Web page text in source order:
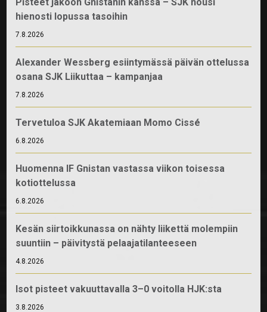
hienosti lopussa tasoihin
7.8.2026
Alexander Wessberg esiintymässä päivän ottelussa
osana SJK Liikuttaa – kampanjaa
7.8.2026
Tervetuloa SJK Akatemiaan Momo Cissé
6.8.2026
Huomenna IF Gnistan vastassa viikon toisessa
kotiottelussa
6.8.2026
Kesän siirtoikkunassa on nähty liikettä molempiin
suuntiin – päivitystä pelaajatilanteeseen
4.8.2026
Isot pisteet vakuuttavalla 3–0 voitolla HJK:sta
3.8.2026